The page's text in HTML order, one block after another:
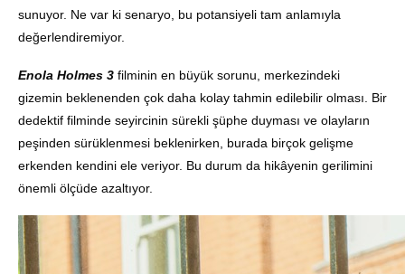
sunuyor. Ne var ki senaryo, bu potansiyeli tam anlamıyla
değerlendiremiyor.
Enola Holmes 3 filminin en büyük sorunu, merkezindeki
gizemin beklenenden çok daha kolay tahmin edilebilir olması. Bir
dedektif filminde seyircinin sürekli şüphe duyması ve olayların
peşinden sürüklenmesi beklenirken, burada birçok gelişme
erkenden kendini ele veriyor. Bu durum da hikâyenin gerilimini
önemli ölçüde azaltıyor.